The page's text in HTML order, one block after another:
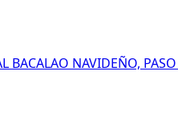
BACALAO NAVIDEÑO,